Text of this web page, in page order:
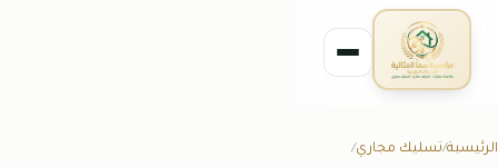
الرئيسية تسليك مجاري